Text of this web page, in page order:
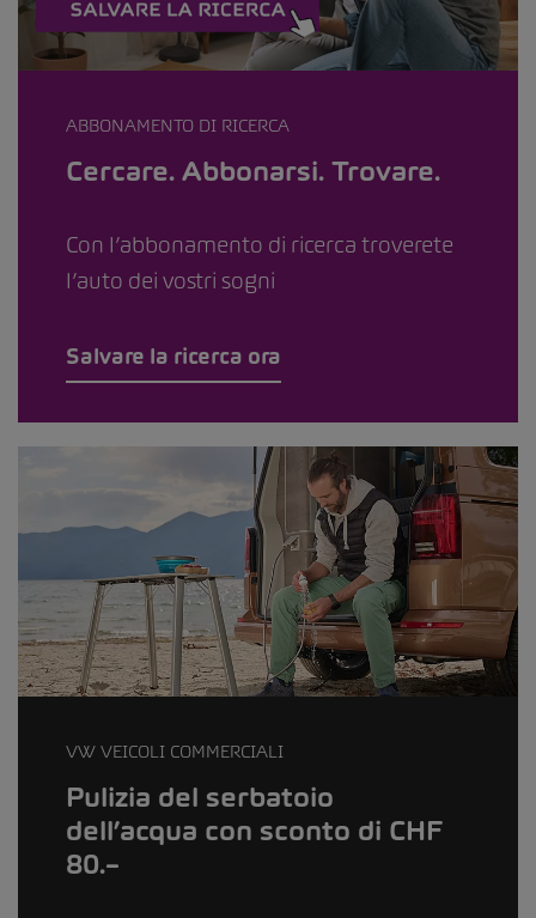
ABBONAMENTO DI RICERCA
Cercare. Abbonarsi. Trovare.
Con l’abbonamento di ricerca troverete
l’auto dei vostri sogni
Salvare la ricerca ora
VW VEICOLI COMMERCIALI
Pulizia del serbatoio
dell’acqua con sconto di CHF
80.–